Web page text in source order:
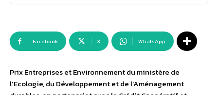
Facebook X WhatsApp
Prix Entreprises et Environnement du ministère de
l’Ecologie, du Développement et de l’Aménagement